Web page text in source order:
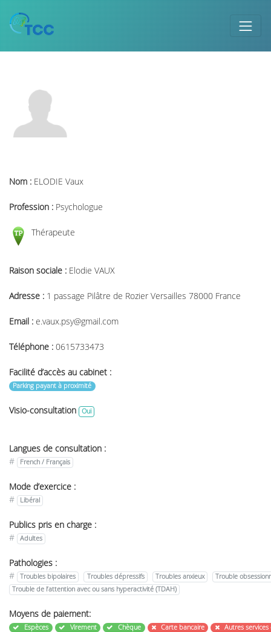
Nom : ELODIE Vaux
Profession : Psychologue
Thérapeute
Raison sociale : Elodie VAUX
Adresse : 1 passage Pilâtre de Rozier Versailles 78000 France
Email : e.vaux.psy@gmail.com
Téléphone : 0615733473
Facilité d’accès au cabinet :
Parking payant à proximité
Visio-consultation Oui
Langues de consultation :
#
French / Français
Mode d’exercice :
#
Libéral
Publics pris en charge :
#
Adultes
Pathologies :
#
Troubles bipolaires Troubles dépressifs Troubles anxieux
Trouble
Trouble de l’attention avec ou sans hyperactivité (TDAH)
Moyens de paiement:
Espèces Virement Chèque Carte bancaire Autres